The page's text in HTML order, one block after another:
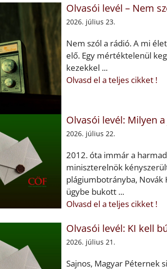
Olvasói levél – Nem
2026. július 23.
Nem szól a rádió. A mi
elő. Egy mértéktelenül
kezekkel ...
Olvasd el a teljes cikket !
Olvasói levél: Milyen
2026. július 22.
2012. óta immár a
miniszterelnök
plágiumbotrányba, Novák
ügybe bukott ...
Olvasd el a teljes cikket !
Olvasói levél: KI kell
2026. július 21.
Sajnos, Magyar Péternek